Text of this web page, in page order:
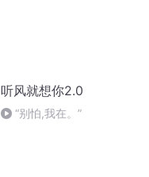
听风就想你2.0
“别怕,我在。”